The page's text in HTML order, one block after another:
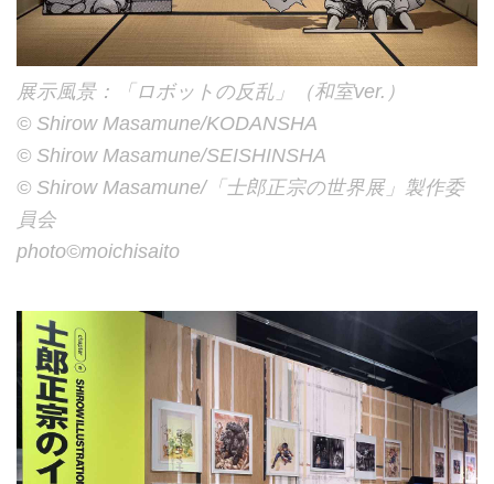
展示風景：「ロボットの反乱」（和室ver.）
©︎ Shirow Masamune/KODANSHA
©︎ Shirow Masamune/SEISHINSHA
©︎ Shirow Masamune/「士郎正宗の世界展」製作委
員会
photo©︎moichisaito